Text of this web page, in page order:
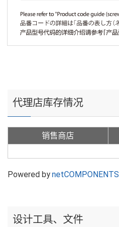
代理店库存情况
销售商店
Powered bynetCOMPONENTS
设计工具、文件